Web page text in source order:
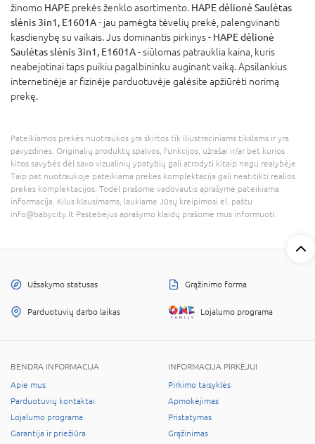
žinomo HAPE prekės ženklo asortimento. HAPE dėlionė Saulėtas
slėnis 3in1, E1601A- jau pamėgta tėvelių prekė, palengvinanti
kasdienybę su vaikais. Jus dominantis pirkinys - HAPE dėlionė
Saulėtas slėnis 3in1, E1601A- siūlomas patrauklia kaina, kuris
neabejotinai taps puikiu pagalbininku auginant vaiką. Apsilankius
internetinėje ar fizinėje parduotuvėje galėsite apžiūrėti norimą
prekę.
Pateikiamos prekės nuotraukos yra skirtos tik iliustraciniams tikslams ir yra
pavyzdinės. Originalių produktų spalvos, funkcijos, užrašai ir/ar bet kurios
kitos savybės dėl savo vizualinių ypatybių gali atrodyti kitaip negu realybėje.
Taip pat nuotraukoje pateikiama prekės komplektacija gali neatitikti realios
prekės komplektacijos. Todėl prašome vadovautis aprašyme pateikiama
informacija. Kilus klausimams, laukiame Jūsų kreipimosi el. paštu
info@babycity.lt Pastebėjus aprašymo klaidų prašome mus informuoti.
Užsakymo statusas Grąžinimo forma
Parduotuvių darbo laikas Lojalumo programa
BENDRA INFORMACIJA
Apie mus
Parduotuvių kontaktai
Lojalumo programa
Garantija ir priežiūra
INFORMACIJA PIRKĖJUI
Pirkimo taisyklės
Apmokėjimas
Pristatymas
Grąžinimas